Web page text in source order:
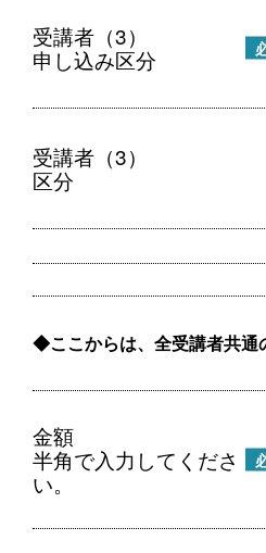
受講者（3）
申し込み区分
受講者（3）
区分
ここからは、全受講者共通
金額
半角で入力してくださ
い。